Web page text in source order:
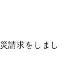
請求をしまし